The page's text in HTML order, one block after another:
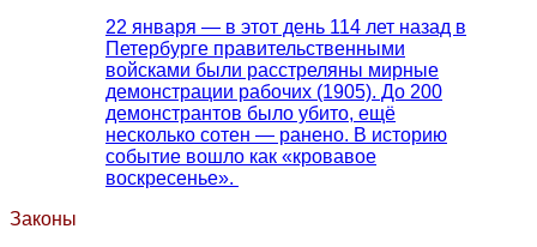
22 января — в этот день 114 лет назад в
Петербурге правительственными
войсками были расстреляны мирные
демонстрации рабочих (1905). До 200
демонстрантов было убито, ещё
несколько сотен — ранено. В историю
событие вошло как «кровавое
воскресенье».
Законы